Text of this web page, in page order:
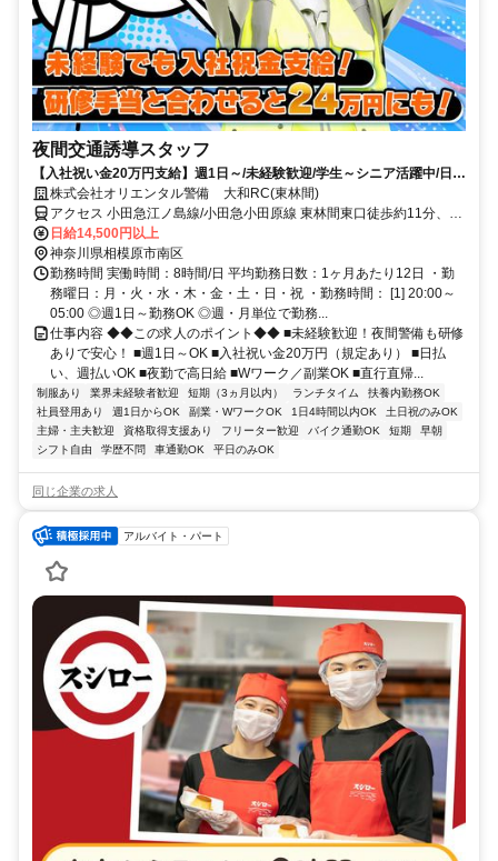
夜間交通誘導スタッフ
【入社祝い金20万円支給】週1日～/未経験歓迎/学生～シニア活躍中/日払
い・週払いOK/履歴書不要！
株式会社オリエンタル警備 大和RC(東林間)
アクセス 小田急江ノ島線/小田急小田原線 東林間東口徒歩約11分、小
田急小田原線/東京メトロ千代田線 相模大野東口(南出口)徒歩約16
分、小田急江ノ島線/小田急小田原線 中央林間東口(ICカード専用)徒歩
約29分 (面接地/大和リクルートセンター)神奈川県大和市大和南2丁目
1-16 ＫＡＷＡＺビル2Ｆ
日給14,500円以上
神奈川県相模原市南区
勤務時間 実働時間：8時間/日 平均勤務日数：1ヶ月あたり12日 ・勤
務曜日：月・火・水・木・金・土・日・祝 ・勤務時間： [1] 20:00～
05:00 ◎週1日～勤務OK ◎週・月単位で勤務...
仕事内容 ◆◆この求人のポイント◆◆ ■未経験歓迎！夜間警備も研修
ありで安心！ ■週1日～OK ■入社祝い金20万円（規定あり） ■日払
い、週払いOK ■夜勤で高日給 ■Wワーク／副業OK ■直行直帰...
制服あり 業界未経験者歓迎 短期（3ヵ月以内） ランチタイム
扶養内勤務OK
社員登用あり
週1日からOK 副業・WワークOK 1日4時間以内OK
土日祝のみOK
主婦・主夫歓迎
資格取得支援あり フリーター歓迎 バイク通勤OK 短期
早朝
シフト自由
学歴不問 車通勤OK 平日のみOK
同じ企業の求人
アルバイト・パート